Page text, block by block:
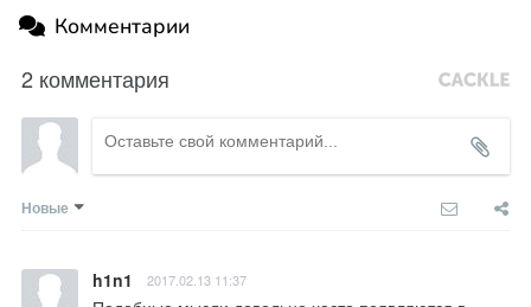
Комментарии
2 комментария
Новые
h1n1 2017.02.13 11:37